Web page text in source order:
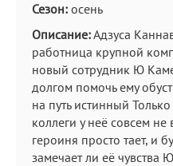
Сезон: осень
Описание:Адзуса
работница крупной
новый сотрудник Ю
долгом помочь ему
на путь истинный
коллеги у неё совсем
героиня просто тает, и
замечает ли её чувства